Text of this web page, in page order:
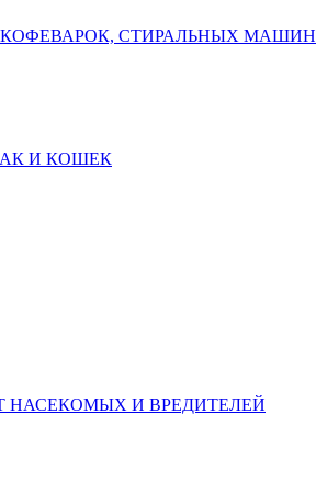
СТИРАЛЬНЫХ МАШИН
И КОШЕК
НАСЕКОМЫХ И ВРЕДИТЕЛЕЙ